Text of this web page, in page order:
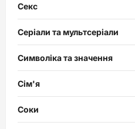
Секс
Серіали та мультсеріали
Символіка та значення
Сім'я
Соки